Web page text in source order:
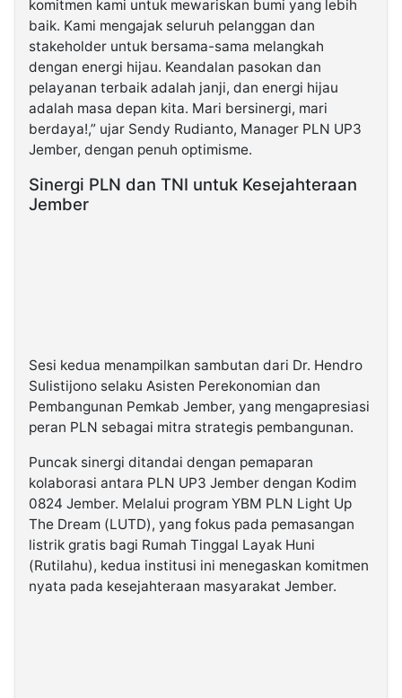
komitmen kami untuk mewariskan bumi yang lebih
baik. Kami mengajak seluruh pelanggan dan
stakeholder untuk bersama-sama melangkah
dengan energi hijau. Keandalan pasokan dan
pelayanan terbaik adalah janji, dan energi hijau
adalah masa depan kita. Mari bersinergi, mari
berdaya!,” ujar Sendy Rudianto, Manager PLN UP3
Jember, dengan penuh optimisme.
Sinergi PLN dan TNI untuk Kesejahteraan
Jember
Sesi kedua menampilkan sambutan dari Dr. Hendro
Sulistijono selaku Asisten Perekonomian dan
Pembangunan Pemkab Jember, yang mengapresiasi
peran PLN sebagai mitra strategis pembangunan.
Puncak sinergi ditandai dengan pemaparan
kolaborasi antara PLN UP3 Jember dengan Kodim
0824 Jember. Melalui program YBM PLN Light Up
The Dream (LUTD), yang fokus pada pemasangan
listrik gratis bagi Rumah Tinggal Layak Huni
(Rutilahu), kedua institusi ini menegaskan komitmen
nyata pada kesejahteraan masyarakat Jember.